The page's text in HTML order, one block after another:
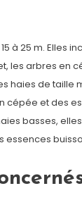
à 25 m. Elles
les arbres en
haies de taille
cépée et des
basses,
essences